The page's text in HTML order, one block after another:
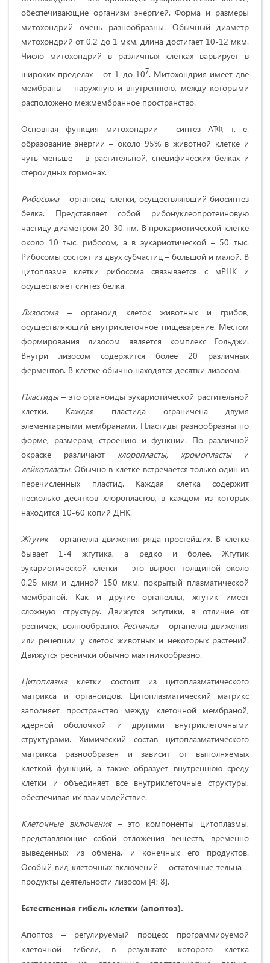
обеспечивающие организм энергией. Форма и размеры
митохондрий очень разнообразны. Обычный диаметр
митохондрий от 0,2 до 1 мкм, длина достигает 10-12 мкм.
Число митохондрий в различных клетках варьирует в
широких пределах – от 1 до 107. Митохондрия имеет две
мембраны – наружную и внутреннюю, между которыми
расположено межмембранное пространство.
Основная функция митохондрии – синтез АТФ, т. е.
образование энергии – около 95% в животной клетке и
чуть меньше – в растительной, специфических белках и
стероидных гормонах.
Рибосома– органоид клетки, осуществляющий биосинтез
белка. Представляет собой рибонуклеопротеиновую
частицу диаметром 20-30 нм. В прокариотической клетке
около 10 тыс. рибосом, а в эукариотической – 50 тыс.
Рибосомы состоят из двух субчастиц – большой и малой. В
цитоплазме клетки рибосома связывается с мРНК и
осуществляет синтез белка.
Лизосома– органоид клеток животных и грибов,
осуществляющий внутриклеточное пищеварение. Местом
формирования лизосом является комплекс Гольджи.
Внутри лизосом содержится более 20 различных
ферментов. В клетке обычно находятся десятки лизосом.
Пластиды– это органоиды эукариотической растительной
клетки. Каждая пластида ограничена двумя
элементарными мембранами. Пластиды разнообразны по
форме, размерам, строению и функции. По различной
окраске различают хлоропласты, хромопласты и
лейкопласты. Обычно в клетке встречается только один из
перечисленных пластид. Каждая клетка содержит
несколько десятков хлоропластов, в каждом из которых
находится 10-60 копий ДНК.
Жгутик – органелла движения ряда простейших. В клетке
бывает 1-4 жгутика, а редко и более. Жгутик
эукариотической клетки – это вырост толщиной около
0,25 мкм и длиной 150 мкм, покрытый плазматической
мембраной. Как и другие органеллы, жгутик имеет
сложную структуру. Движутся жгутики, в отличие от
ресничек, волнообразно. Ресничка– органелла движения
или рецепции у клеток животных и некоторых растений.
Движутся реснички обычно маятникообразно.
Цитоплазмаклетки состоит из цитоплазматического
матрикса и органоидов. Цитоплазматический матрикс
заполняет пространство между клеточной мембраной,
ядерной оболочкой и другими внутриклеточными
структурами. Химический состав цитоплазматического
матрикса разнообразен и зависит от выполняемых
клеткой функций, а также образует внутреннюю среду
клетки и объединяет все внутриклеточные структуры,
обеспечивая их взаимодействие.
Клеточные включения– это компоненты цитоплазмы,
представляющие собой отложения веществ, временно
выведенных из обмена, и конечных его продуктов.
Особый вид клеточных включений – остаточные тельца –
продукты деятельности лизосом [4; 8].
Естественная гибель клетки (апоптоз).
Апоптоз – регулируемый процесс программируемой
клеточной гибели, в результате которого клетка